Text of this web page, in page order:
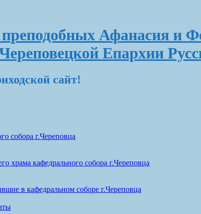
Афанасия и
Епархии
сайт!
собора г.Череповца
храма кафедрального собора г.Череповца
в кафедральном соборе г.Череповца